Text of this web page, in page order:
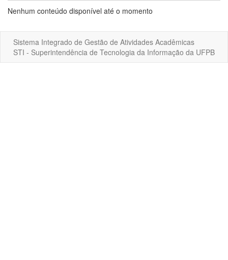
Nenhum conteúdo disponível até o momento
Sistema Integrado de Gestão de Atividades Acadêmicas
STI - Superintendência de Tecnologia da Informação da UFPB